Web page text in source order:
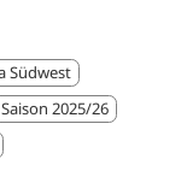
Südwest
Saison 2025/26